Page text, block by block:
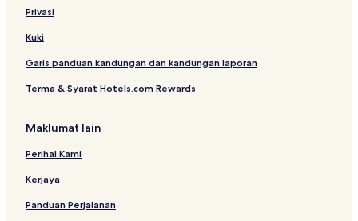
Privasi
Kuki
Garis panduan kandungan dan kandungan laporan
Terma & Syarat Hotels.com Rewards
Maklumat lain
Perihal Kami
Kerjaya
Panduan Perjalanan